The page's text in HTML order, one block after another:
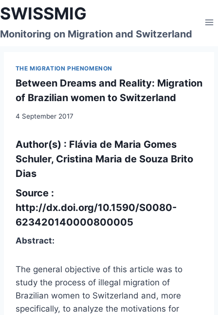
Skip
to
content
SWISSMIG
Monitoring on Migration and Switzerland
THE MIGRATION PHENOMENON
Between Dreams and Reality: Migration
of Brazilian women to Switzerland
4 September 2017
Author(s) : Flávia de Maria Gomes
Schuler, Cristina Maria de Souza Brito
Dias
Source :
http://dx.doi.org/10.1590/S0080-
623420140000800005
Abstract:
The general objective of this article was to
study the process of illegal migration of
Brazilian women to Switzerland and, more
specifically, to analyze the motivations for